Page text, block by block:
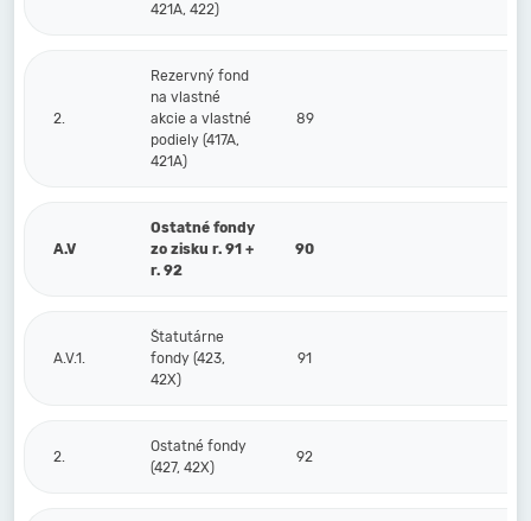
421A, 422)
2.
Rezervný fond
na vlastné
akcie a vlastné
podiely (417A,
421A)
89
A.V
Ostatné fondy
zo zisku r. 91 +
r. 92
90
A.V.1.
Štatutárne
fondy (423,
42X)
91
2.
Ostatné fondy
(427, 42X)
92